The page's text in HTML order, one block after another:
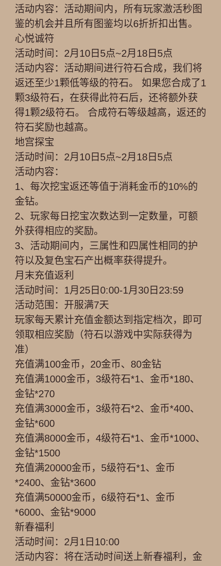
活动内容：活动期间内，所有玩家激活秒图
鉴的机会并且所有图鉴均以6折折扣出售。
心悦诚符
活动时间：2月10日5点~2月18日5点
活动内容：活动期间进行符石合成，我们将
返还至少1颗低等级的符石。 如果您合成了1
颗3级符石，在获得此符石后，还将额外获
得1颗2级符石。 合成符石等级越高，返还的
符石奖励也越高。
地宫探宝
活动时间：2月10日5点~2月18日5点
活动内容：
1、每次挖宝返还等值于消耗金币的10%的
金钻。
2、玩家每日挖宝次数达到一定数量，可额
外获得相应的奖励。
3、活动期间内，三属性和四属性相同的护
符以及复色宝石产出概率获得提升。
月末充值返利
活动时间：1月25日0:00-1月30日23:59
活动范围：开服满7天
玩家每天累计充值金额达到指定档次，即可
领取相应奖励（符石以游戏中实际获得为
准）
充值满100金币，20金币、80金钻
充值满1000金币，3级符石*1、金币*180、
金钻*270
充值满3000金币，3级符石*2、金币*400、
金钻*600
充值满8000金币，4级符石*1、金币*1000、
金钻*1500
充值满20000金币，5级符石*1、金币
*2400、金钻*3600
充值满50000金币，6级符石*1、金币
*6000、金钻*9000
新春福利
活动时间：2月1日10:00
活动内容：将在活动时间送上新春福利，金